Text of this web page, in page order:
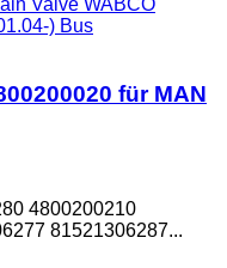
) Bus
für MAN
4800200210
81521306287...